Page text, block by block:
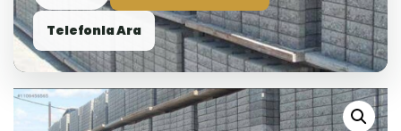
Telefonla Ara